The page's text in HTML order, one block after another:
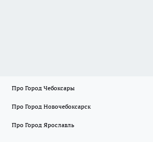
Про Город Чебоксары
Про Город Новочебоксарск
Про Город Ярославль